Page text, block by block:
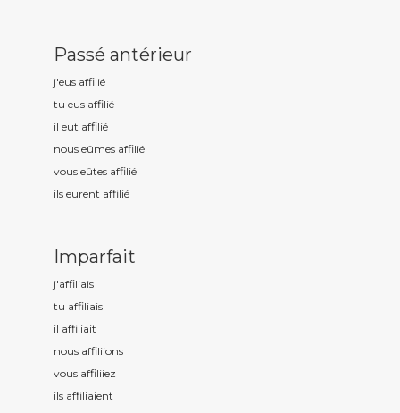
Passé antérieur
j'eus affilié
tu eus affilié
il eut affilié
nous eûmes affilié
vous eûtes affilié
ils eurent affilié
Imparfait
j'affiliais
tu affiliais
il affiliait
nous affiliions
vous affiliiez
ils affiliaient